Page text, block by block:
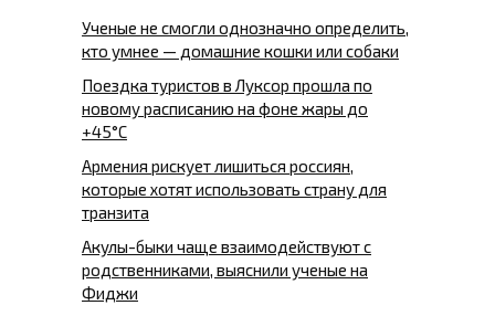
Ученые не смогли однозначно определить,
кто умнее — домашние кошки или собаки
Поездка туристов в Луксор прошла по
новому расписанию на фоне жары до
+45°C
Армения рискует лишиться россиян,
которые хотят использовать страну для
транзита
Акулы-быки чаще взаимодействуют с
родственниками, выяснили ученые на
Фиджи